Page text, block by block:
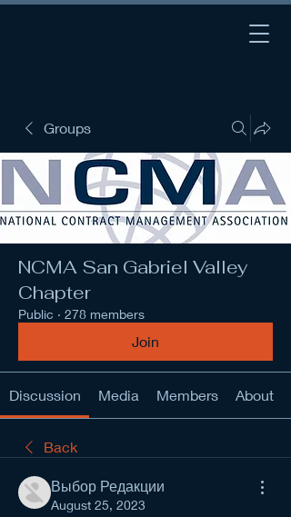
Groups
NCMA San Gabriel Valley
Chapter
Public · 278 members
Join
Discussion Media Members About
Back
Выбор Редакции
August 25, 2023